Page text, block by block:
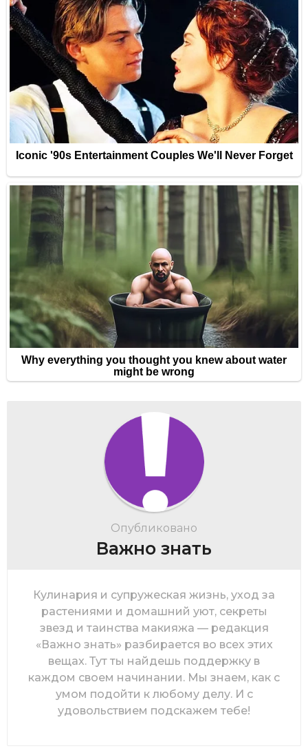
Опубликовано
Важно знать
Кулинария и супружеская жизнь, уход за
растениями и домашний уют, секреты
звезд и таинства макияжа — редакция
«Важно знать» разбирается во всех этих
вещах. Тут ты найдешь поддержку в
каждом своем начинании. Мы знаем, как с
умом подойти к любому делу. И с
удовольствием подскажем тебе!